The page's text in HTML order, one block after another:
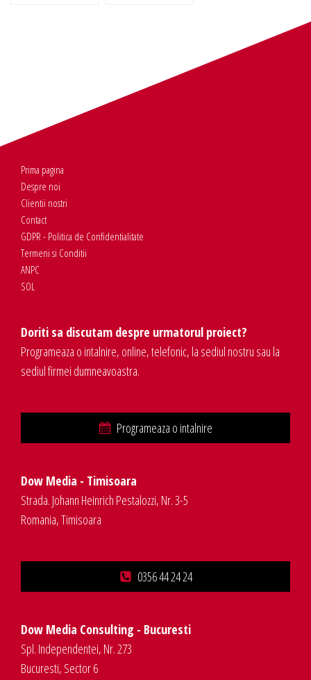
Prima pagina
Despre noi
Clientii nostri
Contact
GDPR - Politica de Confidentialitate
Termeni si Conditii
ANPC
SOL
Doriti sa discutam despre urmatorul proiect?
Programeaza o intalnire, online, telefonic, la sediul nostru sau la
sediul firmei dumneavoastra.
Programeaza o intalnire
Dow Media - Timisoara
Strada. Johann Heinrich Pestalozzi, Nr. 3-5
Romania, Timisoara
0356 44 24 24
Dow Media Consulting - Bucuresti
Spl. Independentei, Nr. 273
Bucuresti, Sector 6